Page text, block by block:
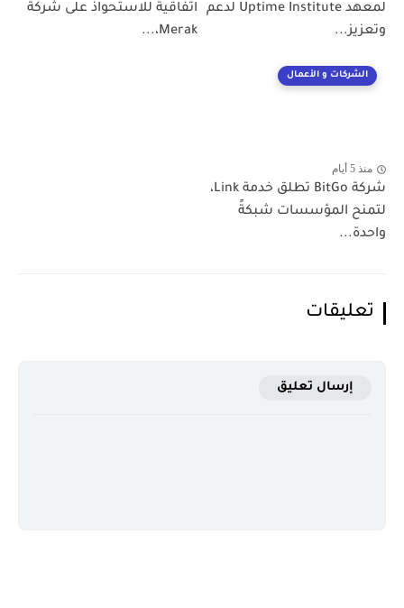
لمعهد Uptime Institute لدعم
وتعزيز...
اتفاقية للاستحواذ على شركة
Merak،...
الشركات و الأعمال
منذ 5 أيام
شركة BitGo تطلق خدمة Link،
لتمنح المؤسسات شبكةً
واحدة...
تعليقات
إرسال تعليق